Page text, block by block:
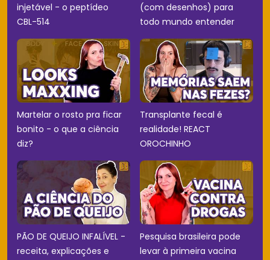
injetável - o peptídeo
CBL-514
(com desenhos) para
todo mundo entender
Martelar o rosto pra ficar
bonito - o que a ciência
diz?
Transplante fecal é
realidade! REACT
OROCHINHO
PÃO DE QUEIJO INFALÍVEL -
receita, explicações e
Pesquisa brasileira pode
levar à primeira vacina